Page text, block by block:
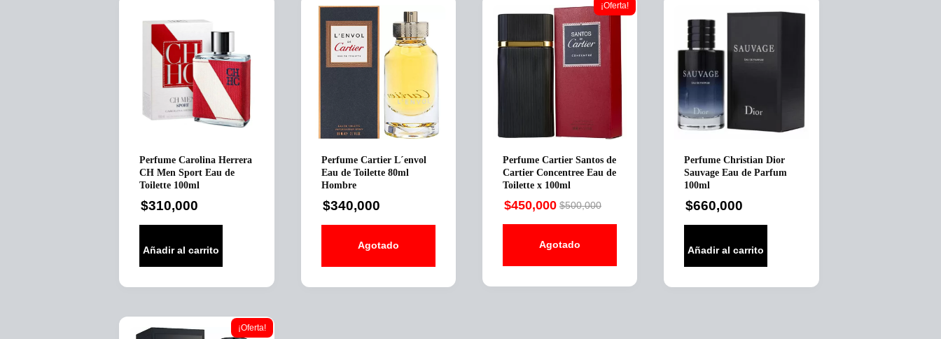
Perfume Carolina Herrera
CH Men Sport Eau de
Toilette 100ml
$310,000
Añadir al carrito
Perfume Cartier L´envol
Eau de Toilette 80ml
Hombre
$340,000
Agotado
¡Oferta!
Perfume Cartier Santos de
Cartier Concentree Eau de
Toilette x 100ml
$500,000
Original
$500,000.
$450,000
Current
$450,000.
Agotado
Perfume Christian Dior
Sauvage Eau de Parfum
100ml
$660,000
Añadir al carrito
¡Oferta!